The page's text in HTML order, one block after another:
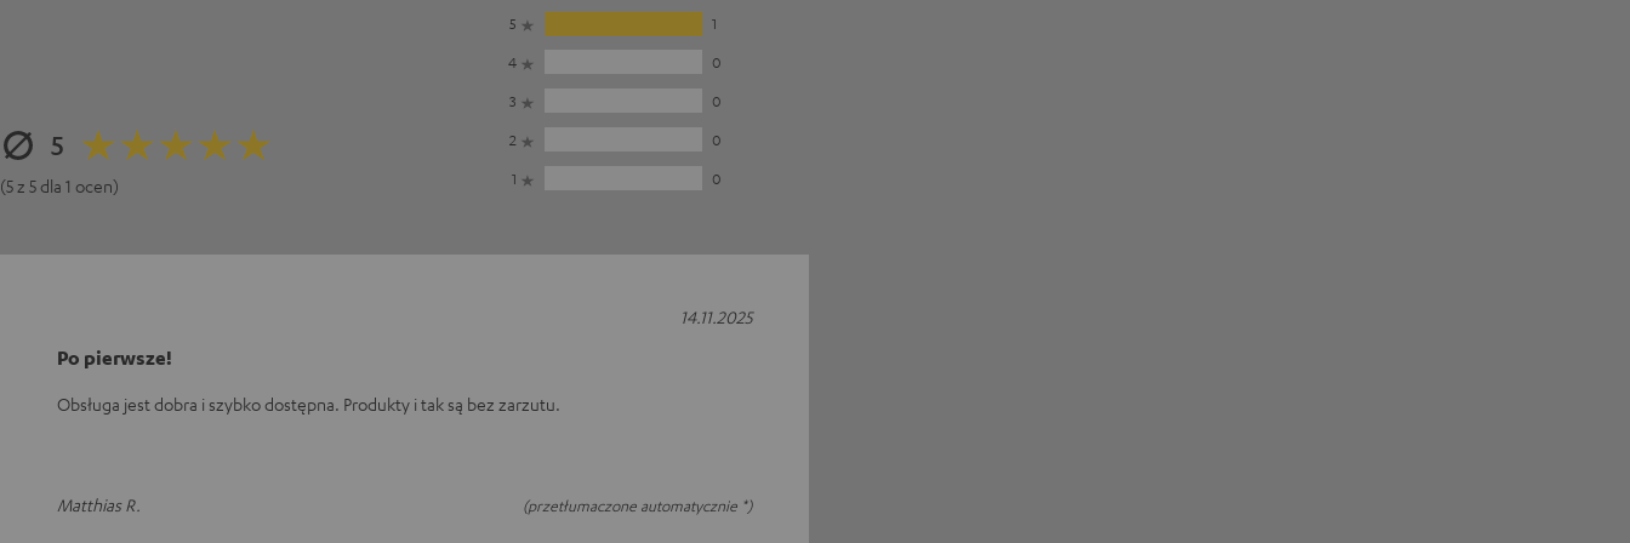
5
(5 z 5 dla 1 ocen)
5
1
4
0
3
0
2
0
1
0
Po pierwsze!
Obsługa jest dobra i szybko dostępna. Produkty i tak są bez zarzutu.
Matthias R. (przetłumaczone automatycznie *)
14.11.2025